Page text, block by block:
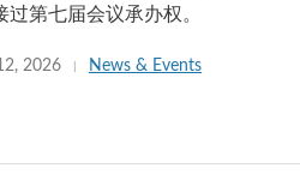
第七届会议承办权。
2026 News & Events